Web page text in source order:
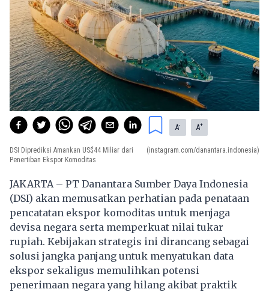
A- A+
DSI Diprediksi Amankan US$44 Miliar dari
Penertiban Ekspor Komoditas
(instagram.com/danantara.indonesia)
JAKARTA – PT Danantara Sumber Daya Indonesia
(DSI) akan memusatkan perhatian pada penataan
pencatatan ekspor komoditas untuk menjaga
devisa negara serta memperkuat nilai tukar
rupiah. Kebijakan strategis ini dirancang sebagai
solusi jangka panjang untuk menyatukan data
ekspor sekaligus memulihkan potensi
penerimaan negara yang hilang akibat praktik